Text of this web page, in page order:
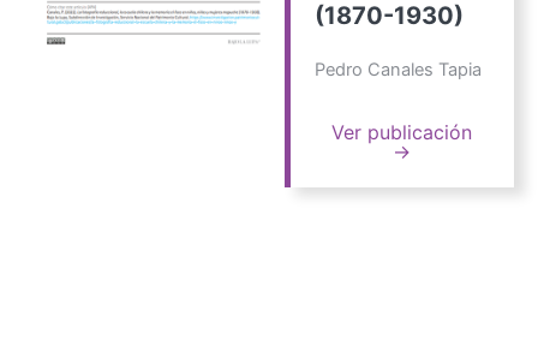
(1870-1930)
Pedro Canales Tapia
Ver publicación
→